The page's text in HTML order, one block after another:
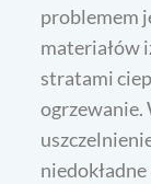
problemem
materiałów
stratami
ogrzewanie.